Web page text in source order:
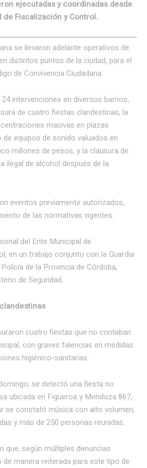
ejecutadas y coordinadas desde
de Fiscalización y Control.
se llevaron adelante operativos de
distintos puntos de la ciudad, para el
de Convivencia Ciudadana.
intervenciones en diversos barrios,
de cuatro fiestas clandestinas, la
masivas en plazas
equipos de sonido valuados en
millones de pesos, y la clausura de
ilegal de alcohol después de la
eventos previamente autorizados,
de las normativas vigentes.
del Ente Municipal de
en un trabajo conjunto con la Guardia
de la Provincia de Córdoba,
de Seguridad.
cuatro fiestas que no contaban
con graves falencias en medidas
higiénico-sanitarias.
se detectó una fiesta no
ubicada en Figueroa y Mendoza 867,
se constató música con alto volumen,
y más de 250 personas reunidas.
que, según múltiples denuncias
manera reiterada para este tipo de